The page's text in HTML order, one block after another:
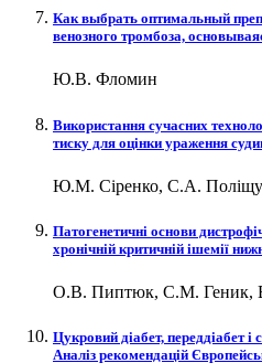
Как выбрать оптимальный
венозного тромбоза,
Ю.В. Фломин
Використання сучасних
тиску для оцінки ураження
Ю.М. Сіренко, С.А.
Патогенетичні основи
хронічній критичній ішемії
О.В. Пиптюк, С.М. Геник,
Цукровий діабет, переддіабет
Аналіз рекомендацій